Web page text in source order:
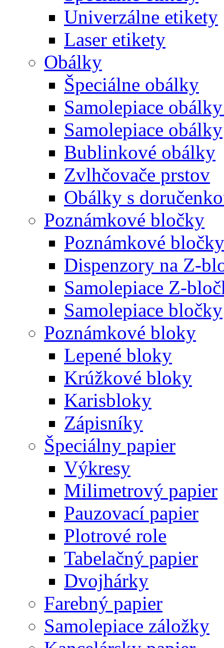
Univerzálne etikety
Laser etikety
Obálky
Špeciálne obálky
Samolepiace
Samolepiace obálky
Bublinkové obálky
Zvlhčovače prstov
Obálky s
Poznámkové bločky
Poznámkové
Dispenzory na Z-
Samolepiace Z-
Samolepiace bločky
Poznámkové bloky
Lepené bloky
Krúžkové bloky
Karisbloky
Zápisníky
Špeciálny papier
Výkresy
Milimetrový papier
Pauzovací papier
Plotrové role
Tabelačný papier
Dvojhárky
Farebný papier
Samolepiace záložky